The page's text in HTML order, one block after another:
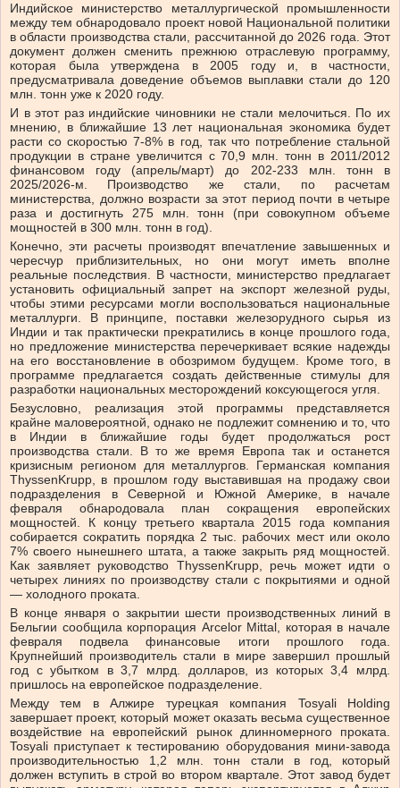
Индийское министерство металлургической промышленности
между тем обнародовало проект новой Национальной политики
в области производства стали, рассчитанной до 2026 года. Этот
документ должен сменить прежнюю отраслевую программу,
которая была утверждена в 2005 году и, в частности,
предусматривала доведение объемов выплавки стали до 120
млн. тонн уже к 2020 году.
И в этот раз индийские чиновники не стали мелочиться. По их
мнению, в ближайшие 13 лет национальная экономика будет
расти со скоростью 7-8% в год, так что потребление стальной
продукции в стране увеличится с 70,9 млн. тонн в 2011/2012
финансовом году (апрель/март) до 202-233 млн. тонн в
2025/2026-м. Производство же стали, по расчетам
министерства, должно возрасти за этот период почти в четыре
раза и достигнуть 275 млн. тонн (при совокупном объеме
мощностей в 300 млн. тонн в год).
Конечно, эти расчеты производят впечатление завышенных и
чересчур приблизительных, но они могут иметь вполне
реальные последствия. В частности, министерство предлагает
установить официальный запрет на экспорт железной руды,
чтобы этими ресурсами могли воспользоваться национальные
металлурги. В принципе, поставки железорудного сырья из
Индии и так практически прекратились в конце прошлого года,
но предложение министерства перечеркивает всякие надежды
на его восстановление в обозримом будущем. Кроме того, в
программе предлагается создать действенные стимулы для
разработки национальных месторождений коксующегося угля.
Безусловно, реализация этой программы представляется
крайне маловероятной, однако не подлежит сомнению и то, что
в Индии в ближайшие годы будет продолжаться рост
производства стали. В то же время Европа так и останется
кризисным регионом для металлургов. Германская компания
ThyssenKrupp, в прошлом году выставившая на продажу свои
подразделения в Северной и Южной Америке, в начале
февраля обнародовала план сокращения европейских
мощностей. К концу третьего квартала 2015 года компания
собирается сократить порядка 2 тыс. рабочих мест или около
7% своего нынешнего штата, а также закрыть ряд мощностей.
Как заявляет руководство ThyssenKrupp, речь может идти о
четырех линиях по производству стали с покрытиями и одной
— холодного проката.
В конце января о закрытии шести производственных линий в
Бельгии сообщила корпорация Arcelor Mittal, которая в начале
февраля подвела финансовые итоги прошлого года.
Крупнейший производитель стали в мире завершил прошлый
год с убытком в 3,7 млрд. долларов, из которых 3,4 млрд.
пришлось на европейское подразделение.
Между тем в Алжире турецкая компания Tosyali Holding
завершает проект, который может оказать весьма существенное
воздействие на европейский рынок длинномерного проката.
Tosyali приступает к тестированию оборудования мини-завода
производительностью 1,2 млн. тонн стали в год, который
должен вступить в строй во втором квартале. Этот завод будет